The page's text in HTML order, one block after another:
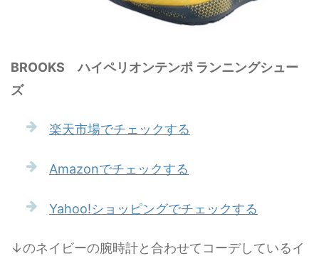
BROOKS ハイペリオンテンポ ランニングシュー
ズ
楽天市場でチェックする
Amazonでチェックする
Yahoo!ショッピングでチェックする
↓のネイビーの腕時計と合わせてコーデしているイ